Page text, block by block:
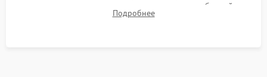
корректности слива, отсутствия излишних вибраций,
посторонних стуков и протечек под корпусом.
Подробнее